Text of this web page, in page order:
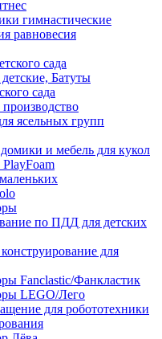
гимнастические
равновесия
сада
Батуты
сада
ясельных групп
и мебель для кукол
PlayFoam
по ПДД для детских
для
Fanclastic/Фанкластик
LEGO/Лего
для робототехники